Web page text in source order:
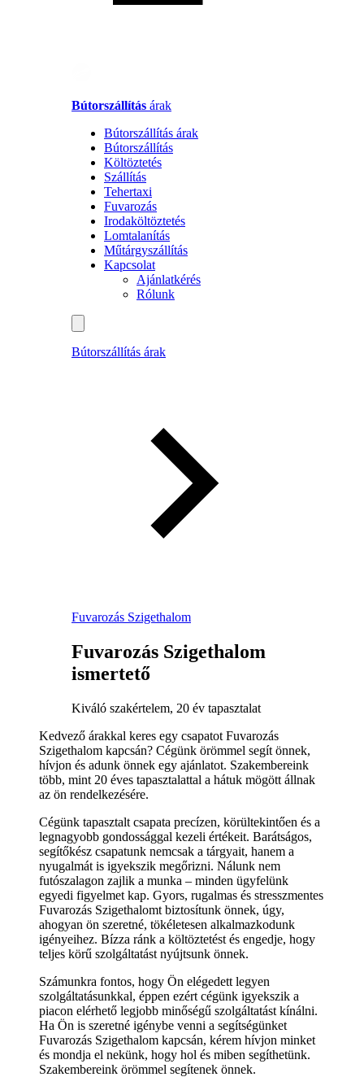
Bútorszállítás árak
Bútorszállítás árak
Bútorszállítás
Költöztetés
Szállítás
Tehertaxi
Fuvarozás
Irodaköltöztetés
Lomtalanítás
Műtárgyszállítás
Kapcsolat
Ajánlatkérés
Rólunk
Bútorszállítás árak
Fuvarozás Szigethalom
Fuvarozás Szigethalom
ismertető
Kiváló szakértelem, 20 év tapasztalat
Kedvező árakkal keres egy csapatot Fuvarozás
Szigethalom kapcsán? Cégünk örömmel segít önnek,
hívjon és adunk önnek egy ajánlatot. Szakembereink
több, mint 20 éves tapasztalattal a hátuk mögött állnak
az ön rendelkezésére.
Cégünk tapasztalt csapata precízen, körültekintően és a
legnagyobb gondossággal kezeli értékeit. Barátságos,
segítőkész csapatunk nemcsak a tárgyait, hanem a
nyugalmát is igyekszik megőrizni. Nálunk nem
futószalagon zajlik a munka – minden ügyfelünk
egyedi figyelmet kap. Gyors, rugalmas és stresszmentes
Fuvarozás Szigethalomt biztosítunk önnek, úgy,
ahogyan ön szeretné, tökéletesen alkalmazkodunk
igényeihez. Bízza ránk a költöztetést és engedje, hogy
teljes körű szolgáltatást nyújtsunk önnek.
Számunkra fontos, hogy Ön elégedett legyen
szolgáltatásunkkal, éppen ezért cégünk igyekszik a
piacon elérhető legjobb minőségű szolgáltatást kínálni.
Ha Ön is szeretné igénybe venni a segítségünket
Fuvarozás Szigethalom kapcsán, kérem hívjon minket
és mondja el nekünk, hogy hol és miben segíthetünk.
Szakembereink örömmel segítenek önnek.